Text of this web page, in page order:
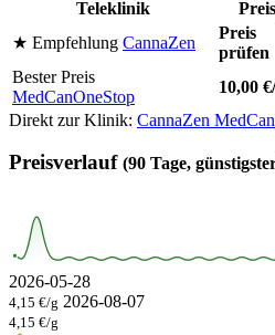
Teleklinik
★ Empfehlung CannaZen
Preis
prüfen
Bester Preis
MedCanOneStop
10,00
Direkt zur Klinik: CannaZen
Preisverlauf (90 Tage,
2026-05-28
4,15 €/g 2026-08-07
4,15 €/g